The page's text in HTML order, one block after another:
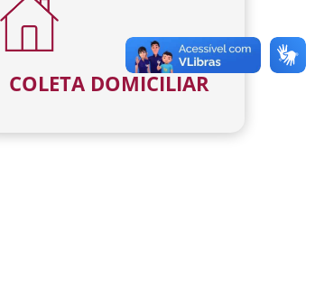
COLETA DOMICILIAR